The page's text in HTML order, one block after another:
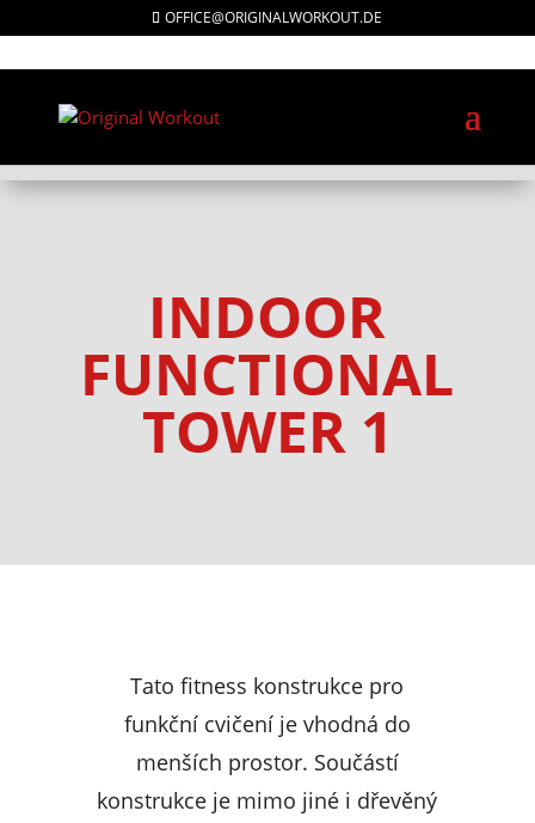
OFFICE@ORIGINALWORKOUT.DE
CHOOSE PRODUCT:
INDOOR
FUNCTIONAL
TOWER 1
Tato fitness konstrukce pro
funkční cvičení je vhodná do
menších prostor. Součástí
konstrukce je mimo jiné i dřevěný